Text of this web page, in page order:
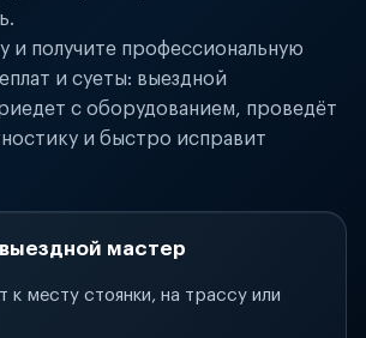
и получите профессиональную
и суеты: выездной
с оборудованием, проведёт
и быстро исправит
мастер
к месту стоянки, на трассу или